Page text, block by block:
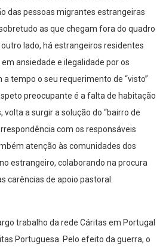
das pessoas migrantes estrangeiras
as que chegam fora do quadro
lado, há estrangeiros residentes
ansiedade e ilegalidade por os
tempo o seu requerimento de “visto”
preocupante é a falta de habitação
a surgir a solução do “bairro de
com os responsáveis
atenção às comunidades dos
estrangeiro, colaborando na procura
carências de apoio pastoral.
trabalho da rede Cáritas em Portugal
Portuguesa. Pelo efeito da guerra, o